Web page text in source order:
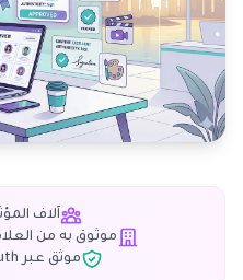
آلاف
موثوق به من
موثق عبر OAuth · بدون عمولة